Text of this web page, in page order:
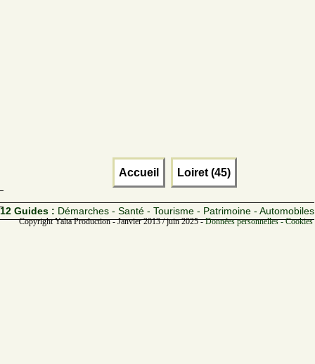
Accueil Loiret (45)
12 Guides : Démarches - Santé - Tourisme - Patrimoine - Automobiles
Copyright Yalta Production - Janvier 2013 / juin 2025 -Données personnelles -